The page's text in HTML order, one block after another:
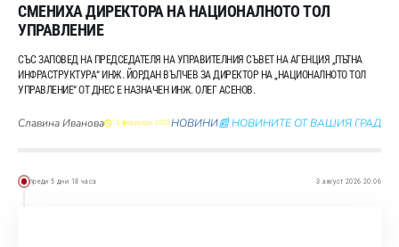
СМЕНИХА ДИРЕКТОРА НА НАЦИОНАЛНОТО ТОЛ
УПРАВЛЕНИЕ
СЪС ЗАПОВЕД НА ПРЕДСЕДАТЕЛЯ НА УПРАВИТЕЛНИЯ СЪВЕТ НА АГЕНЦИЯ „ПЪТНА
ИНФРАСТРУКТУРА“ ИНЖ. ЙОРДАН ВЪЛЧЕВ ЗА ДИРЕКТОР НА „НАЦИОНАЛНОТО ТОЛ
УПРАВЛЕНИЕ“ ОТ ДНЕС Е НАЗНАЧЕН ИНЖ. ОЛЕГ АСЕНОВ.
Славина Иванова 13 февруари 2025НОВИНИ📰 НОВИНИТЕ ОТ ВАШИЯ ГРАД
преди 5 дни 18 часа 3 август 2026 20:06